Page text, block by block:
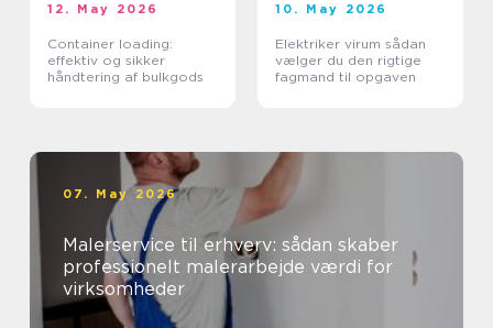
12. May 2026
Container loading:
effektiv og sikker
håndtering af bulkgods
10. May 2026
Elektriker virum sådan
vælger du den rigtige
fagmand til opgaven
07. May 2026
Malerservice til erhverv: sådan skaber
professionelt malerarbejde værdi for
virksomheder